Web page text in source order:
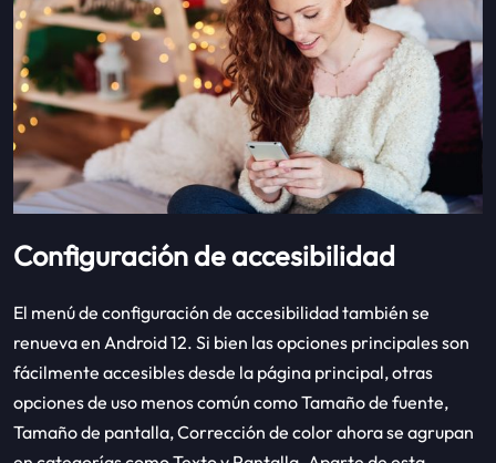
Configuración de accesibilidad
El menú de configuración de accesibilidad también se
renueva en Android 12. Si bien las opciones principales son
fácilmente accesibles desde la página principal, otras
opciones de uso menos común como Tamaño de fuente,
Tamaño de pantalla, Corrección de color ahora se agrupan